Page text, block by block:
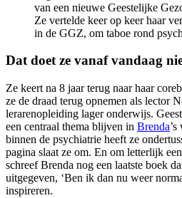
van een nieuwe Geestelijke
Ze vertelde keer op keer haar
in de GGZ, om taboe rond
Dat doet ze vanaf vandaag
Ze keert na 8 jaar terug naar haar
ze de draad terug opnemen als lector
lerarenopleiding lager onderwijs.
een centraal thema blijven in Brenda
binnen de psychiatrie heeft ze
pagina slaat ze om. En om letterlijk
schreef Brenda nog een laatste boek
uitgegeven, ‘Ben ik dan nu weer
inspireren.